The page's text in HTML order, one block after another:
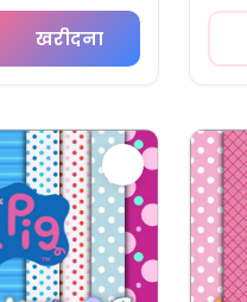
खरीदना